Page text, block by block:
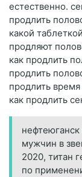
естественно.
продлить
какой
продляют
как продлить
продлить
продлить
как продлить
нефтеюганск
мужчин в
2020, титан
по